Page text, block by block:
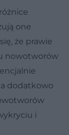
one
że prawie
nowotworów
dodatkowo
i